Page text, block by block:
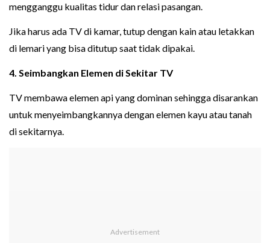
mengganggu kualitas tidur dan relasi pasangan.
Jika harus ada TV di kamar, tutup dengan kain atau letakkan
di lemari yang bisa ditutup saat tidak dipakai.
4. Seimbangkan Elemen di Sekitar TV
TV membawa elemen api yang dominan sehingga disarankan
untuk menyeimbangkannya dengan elemen kayu atau tanah
di sekitarnya.